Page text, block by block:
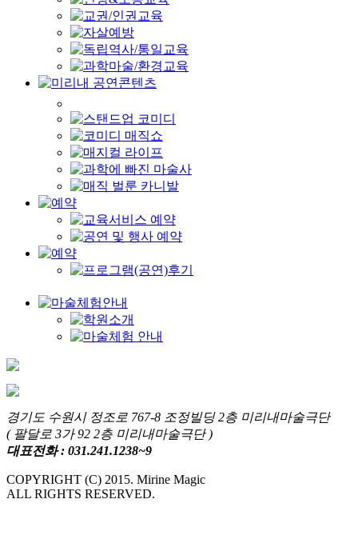
경기도 수원시 정조로 767-8 조정빌딩 2층 미리내마술극단
( 팔달로 3가 92 2층 미리내마술극단 )
대표전화 : 031.241.1238~9
COPYRIGHT (C) 2015. Mirine Magic
ALL RIGHTS RESERVED.